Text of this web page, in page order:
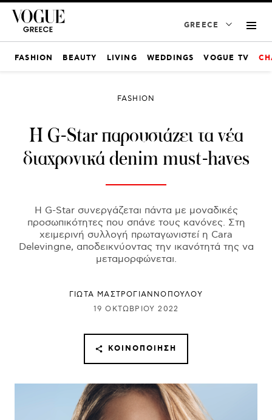
GREECE
FASHION BEAUTY LIVING WEDDINGS VOGUE TV
FASHION
H G-Star παρουσιάζει τα νέα
διαχρονικά denim must-haves
Η G-Star συνεργάζεται πάντα με μοναδικές
προσωπικότητες που σπάνε τους κανόνες. Στη
χειμερινή συλλογή πρωταγωνιστεί η Cara
Delevingne, αποδεικνύοντας την ικανότητά της να
μεταμορφώνεται.
ΓΙΩΤΑ ΜΑΣΤΡΟΓΙΑΝΝΟΠΟΥΛΟΥ
19 ΟΚΤΩΒΡΊΟΥ 2022
ΚΟΙΝΟΠΟΊΗΣΗ